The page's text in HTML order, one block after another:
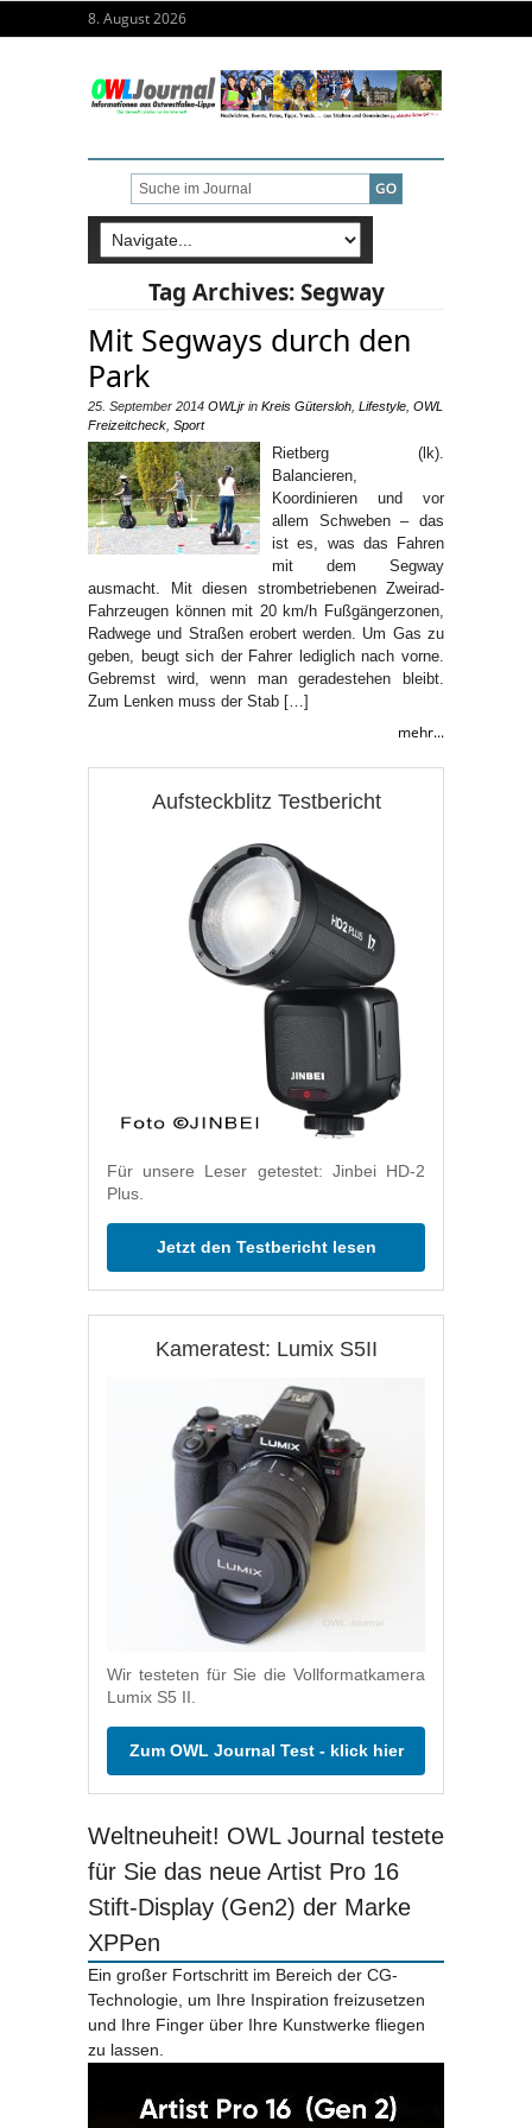
8. August 2026
Tag Archives:Segway
Mit Segways durch den
Park
25. September 2014 OWLjr in Kreis Gütersloh Lifestyle OWL
Freizeitcheck Sport
Rietberg (lk).
Balancieren,
Koordinieren und vor
allem Schweben – das
ist es, was das Fahren
mit dem Segway
ausmacht. Mit diesen strombetriebenen Zweirad-
Fahrzeugen können mit 20 km/h Fußgängerzonen,
Radwege und Straßen erobert werden. Um Gas zu
geben, beugt sich der Fahrer lediglich nach vorne.
Gebremst wird, wenn man geradestehen bleibt.
Zum Lenken muss der Stab […]
mehr...
Aufsteckblitz Testbericht
Für unsere Leser getestet: Jinbei HD-2
Plus.
Jetzt den Testbericht lesen
Kameratest: Lumix S5II
Wir testeten für Sie die Vollformatkamera
Lumix S5 II.
Zum OWL Journal Test - klick hier
Weltneuheit! OWL Journal testete
für Sie das neue Artist Pro 16
Stift-Display (Gen2) der Marke
XPPen
Ein großer Fortschritt im Bereich der CG-
Technologie, um Ihre Inspiration freizusetzen
und Ihre Finger über Ihre Kunstwerke fliegen
zu lassen.